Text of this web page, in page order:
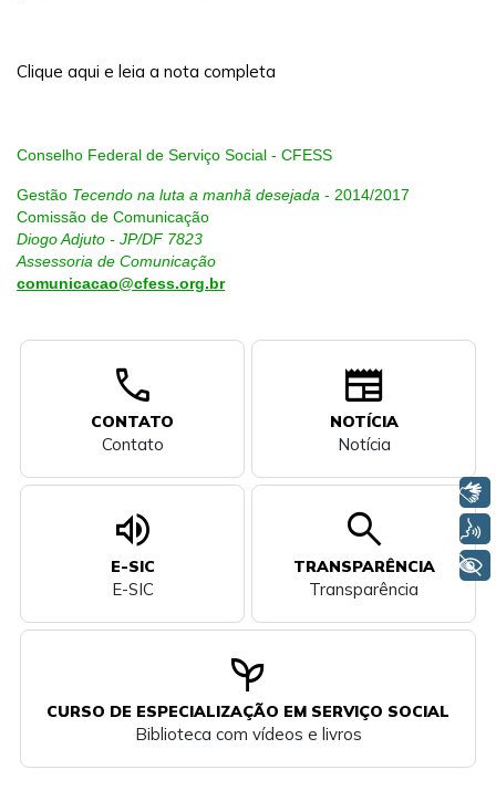
Clique aqui e leia a nota completa
Conselho Federal de Serviço Social - CFESS
Gestão Tecendo na luta a manhã desejada - 2014/2017
Comissão de Comunicação
Diogo Adjuto - JP/DF 7823
Assessoria de Comunicação
comunicacao@cfess.org.br
call
CONTATO
Contato
newspaper
NOTÍCIA
Notícia
volume_up
E-SIC
E-SIC
search
TRANSPARÊNCIA
Transparência
psychiatry
CURSO DE ESPECIALIZAÇÃO EM SERVIÇO SOCIAL
Biblioteca com vídeos e livros
Libras
+ Acessibilidade